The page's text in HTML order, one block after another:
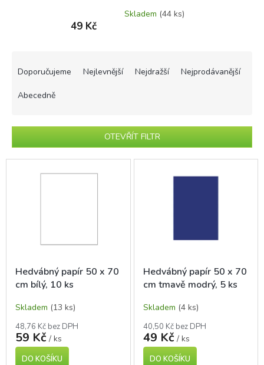
Skladem (44 ks)
49 Kč
p
r
o
Doporučujeme Nejlevnější Nejdražší Nejprodávanější
Abecedně
OTEVŘÍT FILTR
V
d
u
t
ů
Hedvábný papír 50 x 70
cm bílý, 10 ks
Skladem (13 ks)
48,76 Kč bez DPH
59 Kč / ks
DO KOŠÍKU
Hedvábný papír 50 x 70
cm tmavě modrý, 5 ks
Skladem (4 ks)
40,50 Kč bez DPH
49 Kč / ks
DO KOŠÍKU